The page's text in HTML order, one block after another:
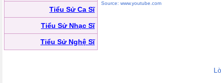
Tiểu Sử Ca Sĩ
Tiểu Sử Nhạc Sĩ
Tiểu Sử Nghệ Sĩ
Source: www.youtube.com